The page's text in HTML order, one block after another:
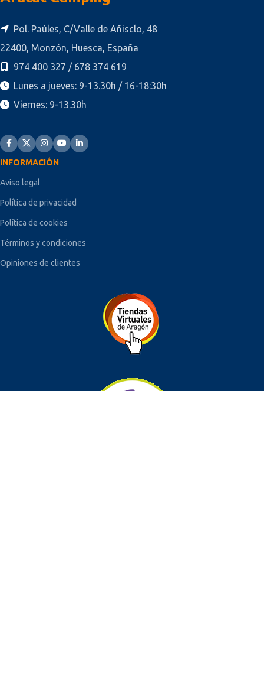
Pol. Paúles, C/Valle de Añisclo, 48
22400, Monzón, Huesca, España
974 400 327 / 678 374 619
Lunes a jueves: 9-13.30h / 16-18:30h
Viernes: 9-13.30h
INFORMACIÓN
Aviso legal
Política de privacidad
Política de cookies
Términos y condiciones
Opiniones de clientes